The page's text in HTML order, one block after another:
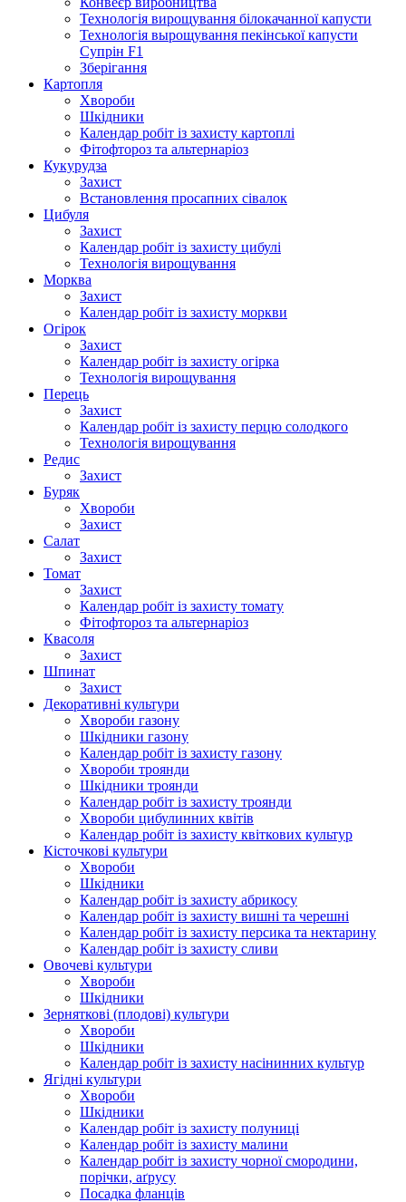
Технологія вирощування білокачанної капусти
Технологія вырощування пекінської капусти
Супрін F1
Зберігання
Картопля
Хвороби
Шкідники
Календар робіт із захисту картоплі
Фітофтороз та альтернаріоз
Кукурудза
Захист
Встановлення просапних сівалок
Цибуля
Захист
Календар робіт із захисту цибулі
Технологія вирощування
Морква
Захист
Календар робіт із захисту моркви
Огірок
Захист
Календар робіт із захисту огірка
Технологія вирощування
Перець
Захист
Календар робіт із захисту перцю солодкого
Технологія вирощування
Редис
Захист
Буряк
Хвороби
Захист
Салат
Захист
Томат
Захист
Календар робіт із захисту томату
Фітофтороз та альтернаріоз
Квасоля
Захист
Шпинат
Захист
Декоративні культури
Хвороби газону
Шкідники газону
Календар робіт із захисту газону
Хвороби троянди
Шкідники троянди
Календар робіт із захисту троянди
Хвороби цибулинних квітів
Календар робіт із захисту квіткових культур
Кісточкові культури
Хвороби
Шкідники
Календар робіт із захисту абрикосу
Календар робіт із захисту вишні та черешні
Календар робіт із захисту персика та нектарину
Календар робіт із захисту сливи
Овочеві культури
Хвороби
Шкідники
Зерняткові (плодові) культури
Хвороби
Шкідники
Календар робіт із захисту насінинних культур
Ягідні культури
Хвороби
Шкідники
Календар робіт із захисту полуниці
Календар робіт із захисту малини
Календар робіт із захисту чорної смородини,
порічки, аґрусу
Посадка фланців